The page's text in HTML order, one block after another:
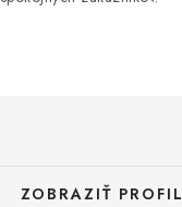
ZOBRAZIŤ PROFIL